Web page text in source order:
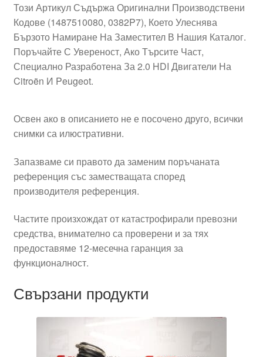
Този Артикул Съдържа Оригинални Производствени
Кодове (1487510080, 0382P7), Което Улеснява
Бързото Намиране На Заместител В Нашия Каталог.
Поръчайте С Увереност, Ако Търсите Част,
Специално Разработена За 2.0 HDI Двигатели На
Citroën И Peugeot.
Освен ако в описанието не е посочено друго, всички
снимки са илюстративни.
Запазваме си правото да заменим поръчаната
референция със заместващата според
производителя референция.
Частите произхождат от катастрофирали превозни
средства, внимателно са проверени и за тях
предоставяме 12-месечна гаранция за
функционалност.
Свързани продукти